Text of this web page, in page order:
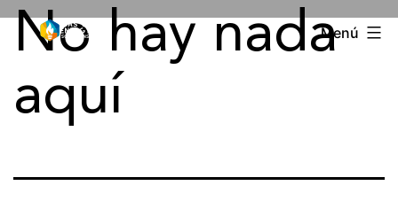
Menú
No hay nada
aquí